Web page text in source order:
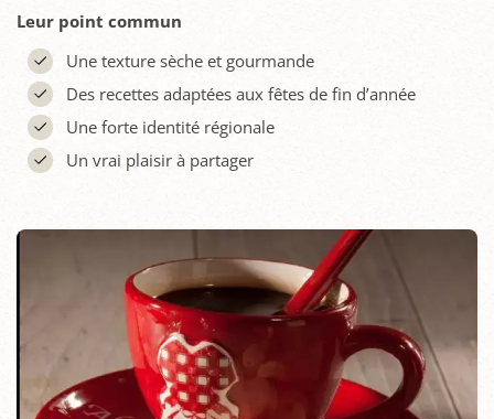
Leur point commun
Une texture sèche et gourmande
Des recettes adaptées aux fêtes de fin d’année
Une forte identité régionale
Un vrai plaisir à partager